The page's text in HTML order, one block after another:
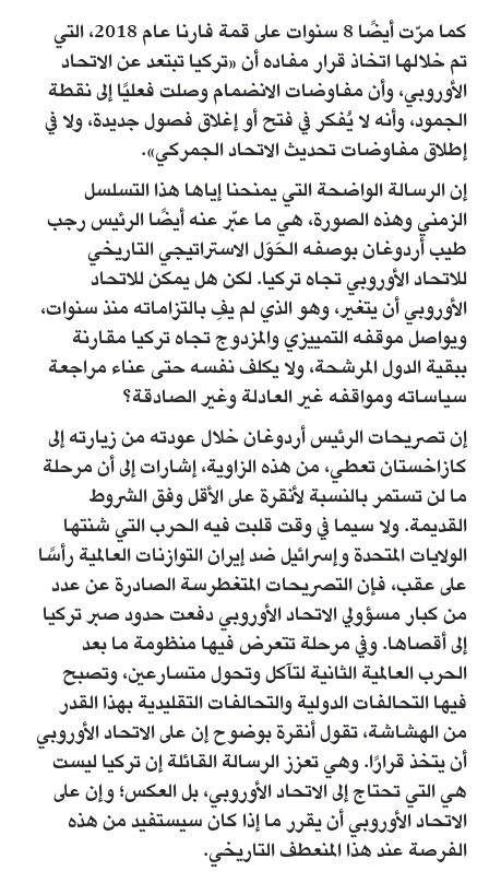
كما مرّت أيضًا 8 سنوات على قمة فارنا عام 2018، التي
تم خلالها اتخاذ قرار مفاده أن «تركيا تبتعد عن الاتحاد
الأوروبي، وأن مفاوضات الانضمام وصلت فعليًا إلى نقطة
الجمود، وأنه لا يُفكر في فتح أو إغلاق فصول جديدة، ولا في
إطلاق مفاوضات تحديث الاتحاد الجمركي».
إن الرسالة الواضحة التي يمنحنا إياها هذا التسلسل
الزمني وهذه الصورة، هي ما عبّر عنه أيضًا الرئيس رجب
طيب أردوغان بوصفه الحَوَل الاستراتيجي التاريخي
للاتحاد الأوروبي تجاه تركيا. لكن هل يمكن للاتحاد
الأوروبي أن يتغير، وهو الذي لم يفِ بالتزاماته منذ سنوات،
ويواصل موقفه التمييزي والمزدوج تجاه تركيا مقارنة
ببقية الدول المرشحة، ولا يكلف نفسه حتى عناء مراجعة
سياساته ومواقفه غير العادلة وغير الصادقة؟
إن تصريحات الرئيس أردوغان خلال عودته من زيارته إلى
كازاخستان تعطي، من هذه الزاوية، إشارات إلى أن مرحلة
ما لن تستمر بالنسبة لأنقرة على الأقل وفق الشروط
القديمة. ولا سيما في وقت قلبت فيه الحرب التي شنتها
الولايات المتحدة وإسرائيل ضد إيران التوازنات العالمية رأسًا
على عقب، فإن التصريحات المتغطرسة الصادرة عن عدد
من كبار مسؤولي الاتحاد الأوروبي دفعت حدود صبر تركيا
إلى أقصاها. وفي مرحلة تتعرض فيها منظومة ما بعد
الحرب العالمية الثانية لتآكل وتحول متسارعين، وتصبح
فيها التحالفات الدولية والتحالفات التقليدية بهذا القدر
من الهشاشة، تقول أنقرة بوضوح إن على الاتحاد الأوروبي
أن يتخذ قرارًا. وهي تعزز الرسالة القائلة إن تركيا ليست
هي التي تحتاج إلى الاتحاد الأوروبي، بل العكس؛ وإن على
الاتحاد الأوروبي أن يقرر ما إذا كان سيستفيد من هذه
الفرصة عند هذا المنعطف التاريخي.